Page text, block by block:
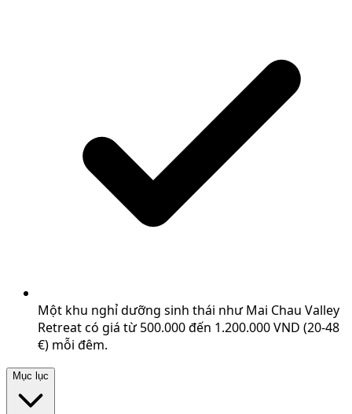
Một khu nghỉ dưỡng sinh thái như Mai Chau Valley
Retreat có giá từ 500.000 đến 1.200.000 VND (20-48
€) mỗi đêm.
Mục lục